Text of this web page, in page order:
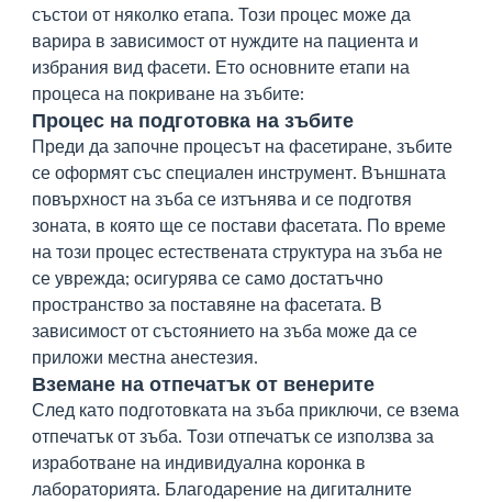
състои от няколко етапа. Този процес може да
варира в зависимост от нуждите на пациента и
избрания вид фасети. Ето основните етапи на
процеса на покриване на зъбите:
Процес на подготовка на зъбите
Преди да започне процесът на фасетиране, зъбите
се оформят със специален инструмент. Външната
повърхност на зъба се изтънява и се подготвя
зоната, в която ще се постави фасетата. По време
на този процес естествената структура на зъба не
се уврежда; осигурява се само достатъчно
пространство за поставяне на фасетата. В
зависимост от състоянието на зъба може да се
приложи местна анестезия.
Вземане на отпечатък от венерите
След като подготовката на зъба приключи, се взема
отпечатък от зъба. Този отпечатък се използва за
изработване на индивидуална коронка в
лабораторията. Благодарение на дигиталните